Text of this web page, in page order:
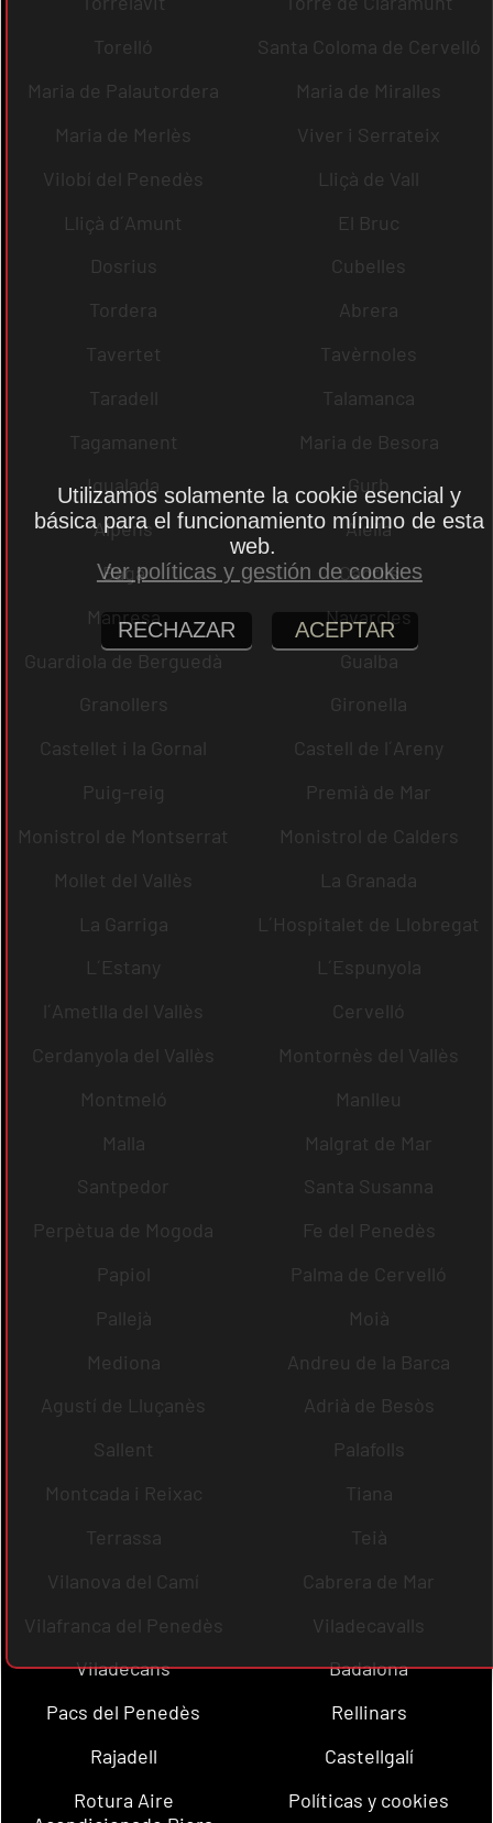
Torelló
Santa Coloma de Cervelló
Maria de Palautordera
Maria de Miralles
Maria de Merlès
Viver i Serrateix
Vilobí del Penedès
Lliçà de Vall
Lliçà d´Amunt
El Bruc
Dosrius
Cubelles
Tordera
Abrera
Tavertet
Tavèrnoles
Taradell
Talamanca
Tagamanent
Maria de Besora
Igualada
Gurb
Alpens
Alella
Bagà
Cabrils
Manresa
Navarcles
Guardiola de Berguedà
Gualba
Granollers
Gironella
Castellet i la Gornal
Castell de l´Areny
Puig-reig
Premià de Mar
Monistrol de Montserrat
Monistrol de Calders
Mollet del Vallès
La Granada
La Garriga
L´Hospitalet de Llobregat
L´Estany
L´Espunyola
l´Ametlla del Vallès
Cervelló
Cerdanyola del Vallès
Montornès del Vallès
Montmeló
Manlleu
Malla
Malgrat de Mar
Santpedor
Santa Susanna
Perpètua de Mogoda
Fe del Penedès
Papiol
Palma de Cervelló
Pallejà
Moià
Mediona
Andreu de la Barca
Agustí de Lluçanès
Adrià de Besòs
Sallent
Palafolls
Montcada i Reixac
Tiana
Terrassa
Teià
Vilanova del Camí
Cabrera de Mar
Vilafranca del Penedès
Viladecavalls
Viladecans
Badalona
Pacs del Penedès
Rellinars
Rajadell
Castellgalí
Rotura Aire
Políticas y cookies
Utilizamos solamente la cookie esencial y
básica para el funcionamiento mínimo de esta
web.
Ver políticas y gestión de cookies
RECHAZAR ACEPTAR